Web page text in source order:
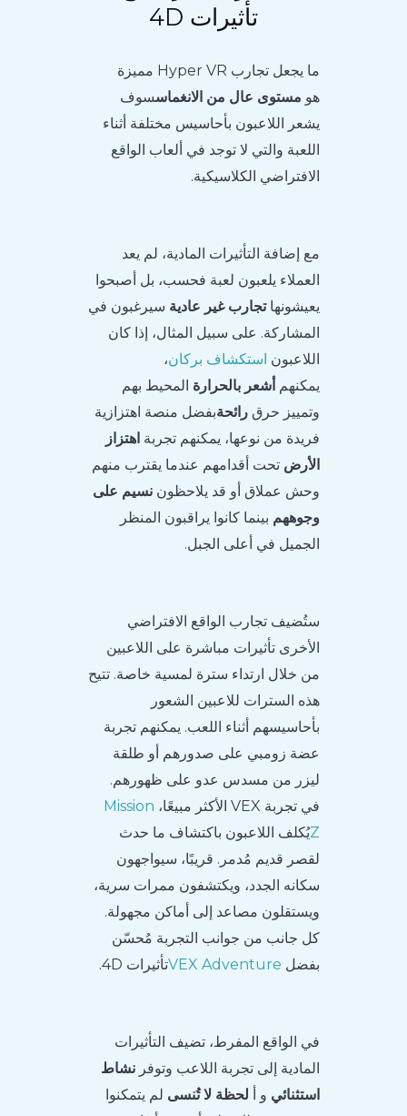
تأثيرات 4D
ما يجعل تجارب Hyper VR مميزة
هو مستوى عال من الانغماسسوف
يشعر اللاعبون بأحاسيس مختلفة أثناء
اللعبة والتي لا توجد في ألعاب الواقع
الافتراضي الكلاسيكية.
مع إضافة التأثيرات المادية، لم يعد
العملاء يلعبون لعبة فحسب، بل أصبحوا
يعيشونهاتجارب غير عادية سيرغبون في
المشاركة. على سبيل المثال، إذا كان
اللاعبون استكشاف بركان،
يمكنهم أشعر بالحرارة المحيط بهم
وتمييز حرقرائحةبفضل منصة اهتزازية
فريدة من نوعها، يمكنهم تجربة اهتزاز
الأرض تحت أقدامهم عندما يقترب منهم
وحش عملاق أو قد يلاحظون نسيم على
وجوههم بينما كانوا يراقبون المنظر
الجميل في أعلى الجبل.
ستُضيف تجارب الواقع الافتراضي
الأخرى تأثيرات مباشرة على اللاعبين
من خلال ارتداء سترة لمسية خاصة. تتيح
هذه السترات للاعبين الشعور
بأحاسيسهم أثناء اللعب. يمكنهم تجربة
عضة زومبي على صدورهم أو طلقة
ليزر من مسدس عدو على ظهورهم.
في تجربة VEX الأكثر مبيعًا،
Mission
Zيُكلف اللاعبون باكتشاف ما حدث
لقصر قديم مُدمر. قريبًا، سيواجهون
سكانه الجدد، ويكتشفون ممرات سرية،
ويستقلون مصاعد إلى أماكن مجهولة.
كل جانب من جوانب التجربة مُحسّن
بفضل
تأثيرات 4D.
في الواقع المفرط، تضيف التأثيرات
المادية إلى تجربة اللاعب وتوفرنشاط
استثنائي و أ لحظة لا تُنسى لم يتمكنوا